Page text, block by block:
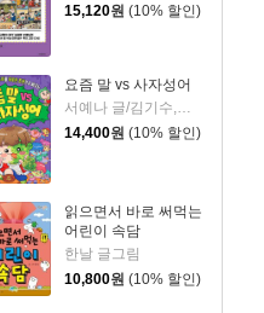
15,120원 (10% 할인)
요즘 말 vs 사자성어
14,400원 (10% 할인)
읽으면서 바로 써먹는
어린이 속담
한날 글그림
10,800원 (10% 할인)